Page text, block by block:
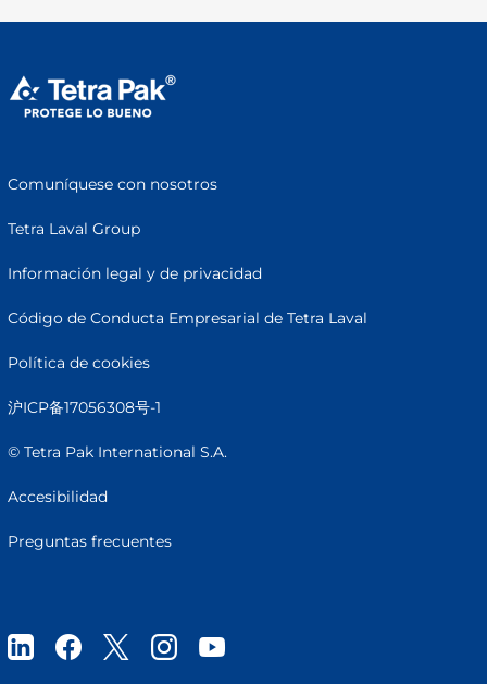
Comuníquese con nosotros
Tetra Laval Group
Información legal y de privacidad
Código de Conducta Empresarial de Tetra Laval
Política de cookies
沪ICP备17056308号-1
© Tetra Pak International S.A.
Accesibilidad
Preguntas frecuentes